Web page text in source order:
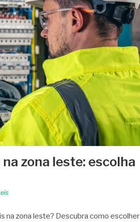
zona leste: escolha
na zona leste? Descubra como escolher